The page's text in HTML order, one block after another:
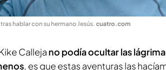
hablar con su hermano Jesús. cuatro.com
Calleja no podía ocultar las
, es que estas aventuras las